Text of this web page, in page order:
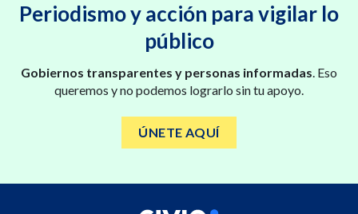
Periodismo y acción para vigilar lo
público
Gobiernos transparentes y personas informadas. Eso
queremos y no podemos lograrlo sin tu apoyo.
ÚNETE AQUÍ